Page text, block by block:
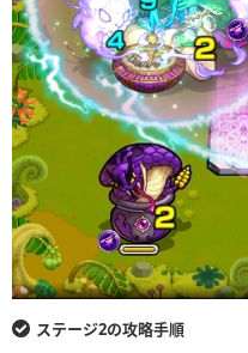
ステージ2の攻略手順